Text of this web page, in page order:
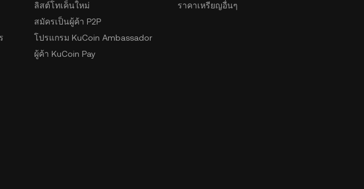
ลิสต์โทเค็นใหม่
สมัครเป็นผู้ค้า P2P
โปรแกรม KuCoin Ambassador
ผู้ค้า KuCoin Pay
ราคาเหรียญอื่นๆ